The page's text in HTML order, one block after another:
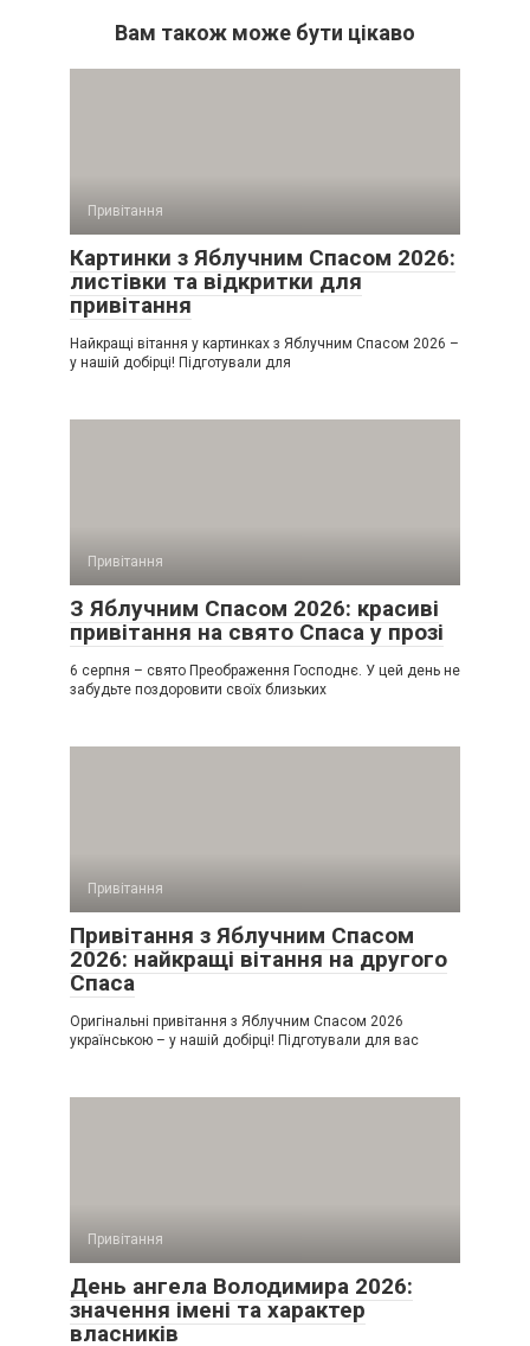
Вам також може бути цікаво
Привітання
Картинки з Яблучним Спасом 2026:
листівки та відкритки для
привітання
Найкращі вітання у картинках з Яблучним Спасом 2026 –
у нашій добірці! Підготували для
Привітання
З Яблучним Спасом 2026: красиві
привітання на свято Спаса у прозі
6 серпня – свято Преображення Господнє. У цей день не
забудьте поздоровити своїх близьких
Привітання
Привітання з Яблучним Спасом
2026: найкращі вітання на другого
Спаса
Оригінальні привітання з Яблучним Спасом 2026
українською – у нашій добірці! Підготували для вас
Привітання
День ангела Володимира 2026:
значення імені та характер
власників